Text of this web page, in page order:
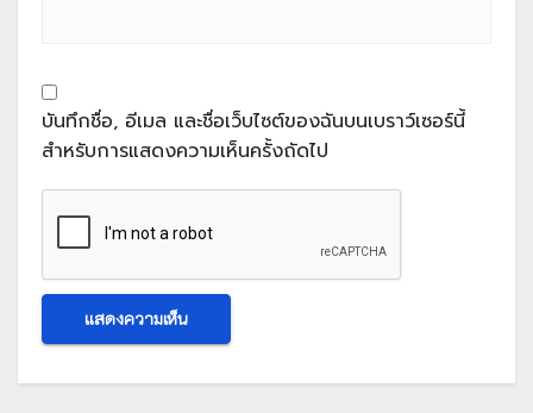
บันทึกชื่อ, อีเมล และชื่อเว็บไซต์ของฉันบนเบราว์เซอร์นี้
สำหรับการแสดงความเห็นครั้งถัดไป